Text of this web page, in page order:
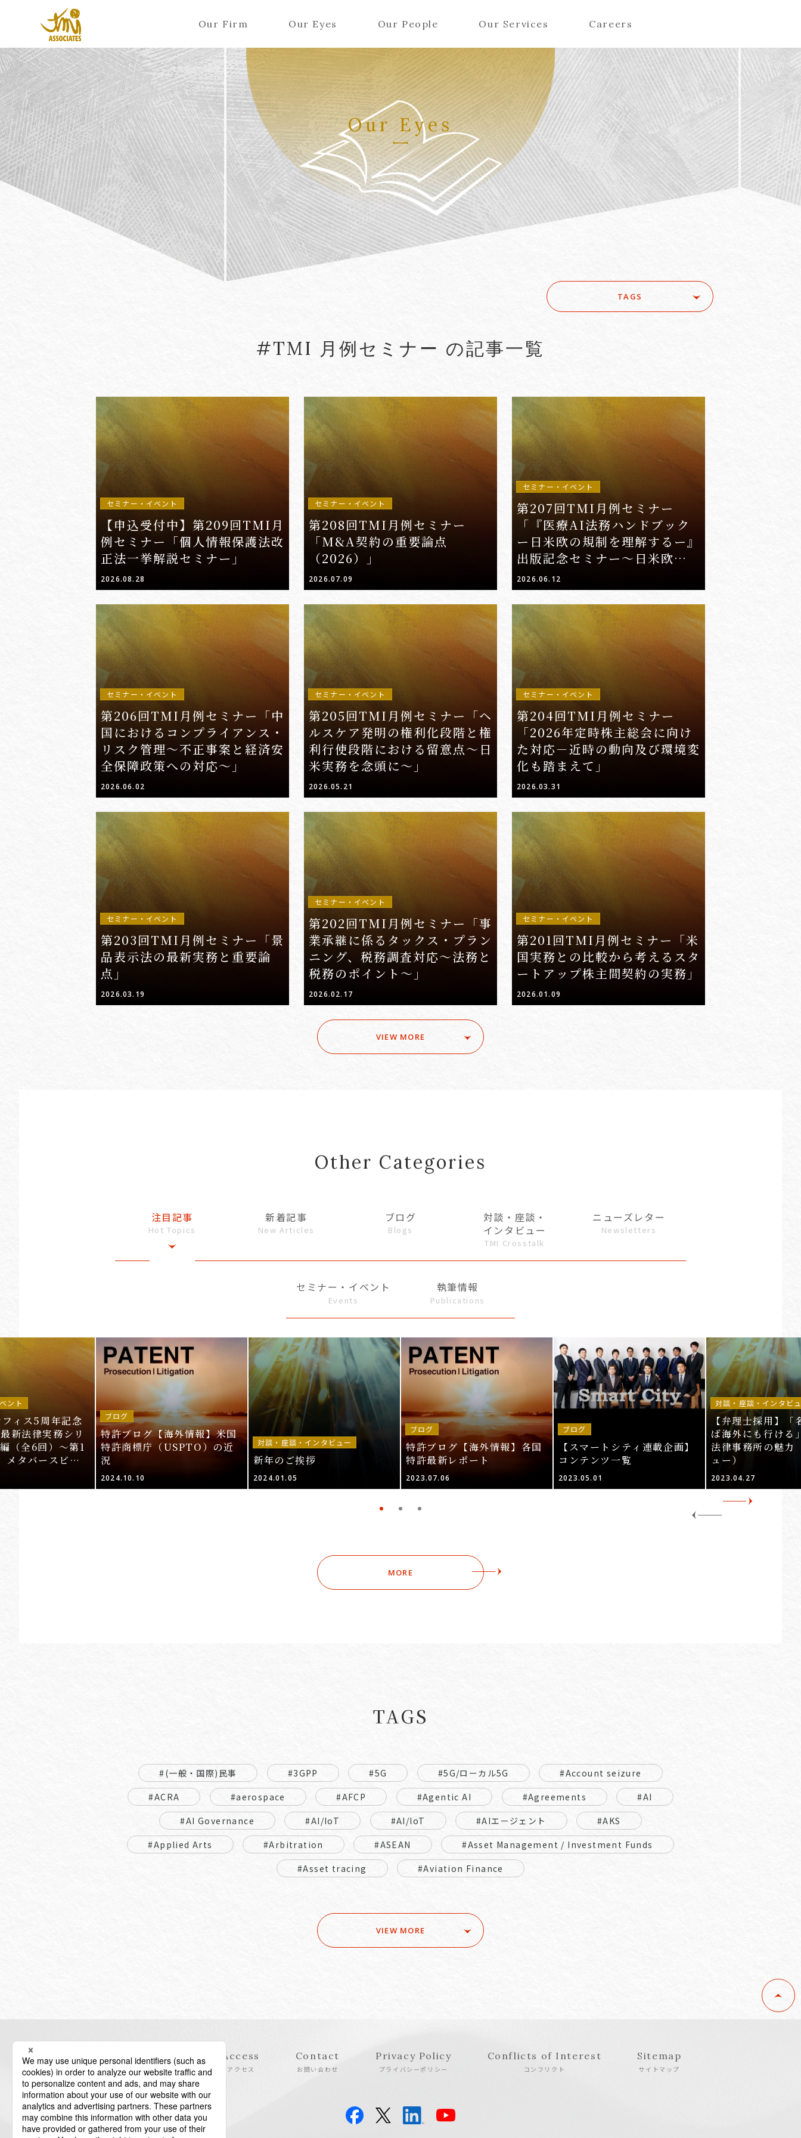
Our Firm Our Eyes Our People Our Services Careers
Our Eyes
TAGS
#Account seizure
#aerospace
#Applied Arts #Arbitration #ASEAN
VIEW MORE
#TMI 月例セミナー の記事一覧
セミナー・イベント
【申込受付中】第209回TMI月
例セミナー「個人情報保護法改
正法一挙解説セミナー」
2026.08.28
セミナー・イベント
第208回TMI月例セミナー
「M&A契約の重要論点
（2026）」
2026.07.09
セミナー・イベント
第207回TMI月例セミナー
「『医療AI法務ハンドブック
ー日米欧の規制を理解するー』
出版記念セミナー～日米欧の医
療AI規制の最新動向とケース
スタディ～」
2026.06.12
セミナー・イベント
第206回TMI月例セミナー「中
国におけるコンプライアンス・
リスク管理～不正事案と経済安
全保障政策への対応～」
2026.06.02
セミナー・イベント
第205回TMI月例セミナー「ヘ
ルスケア発明の権利化段階と権
利行使段階における留意点～日
米実務を念頭に～」
2026.05.21
セミナー・イベント
第204回TMI月例セミナー
「2026年定時株主総会に向け
た対応－近時の動向及び環境変
化も踏まえて」
2026.03.31
セミナー・イベント
第203回TMI月例セミナー「景
品表示法の最新実務と重要論
点」
2026.03.19
セミナー・イベント
第202回TMI月例セミナー「事
業承継に係るタックス・プラン
ニング、税務調査対応～法務と
税務のポイント～」
2026.02.17
セミナー・イベント
第201回TMI月例セミナー「米
国実務との比較から考えるスタ
ートアップ株主間契約の実務」
2026.01.09
VIEW MORE
Other Categories
注目記事
Hot Topics
新着記事
New Articles
ブログ
Blogs
対談・座談・
インタビュー
TMI Crosstalk
ニューズレター
Newsletters
セミナー・イベント
Events
執筆情報
Publications
ント
ィス5周年記念
新法律実務シリ
（全6回）～第1
メタバースビジ
ブログ
特許ブログ【海外情報】米国
特許商標庁（USPTO）の近
況
2024.10.10
対談・座談・インタビュー
新年のご挨拶
2024.01.05
ブログ
特許ブログ【海外情報】各国
特許最新レポート
2023.07.06
ブログ
【スマートシティ連載企画】
コンテンツ一覧
2023.05.01
対談・座談・インタビ
【弁理士採用】「
ば海外にも行け
法律事務所の魅力
ュー）
2023.04.27
MORE
TAGS
#(一般・国際)民事 #3GPP #5G #5G/ローカル5G
#Account seizure
#ACRA
#aerospace #AFCP #Agentic AI #Agreements
#AI
#AI Governance
#AI/IoT #AI/loT #AIエージェント
#AKS
#Applied Arts
#Arbitration #ASEAN
#Asset Management / Investment Funds
#Asset tracing
#Aviation Finance
VIEW MORE
Information
インフォメーション
Access
アクセス
Contact
お問い合わせ
Privacy Policy
プライバシーポリシー
Conflicts of Interest
コンフリクト
Sitemap
サイトマップ